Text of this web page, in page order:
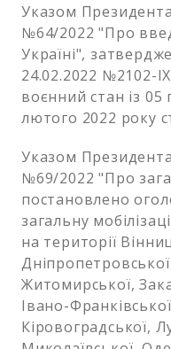
Указом
№64/2022 "Про
Україні",
24.02.2022 №2102-
воєнний стан із
лютого 2022 року
Указом
№69/2022 "Про
постановлено
загальну
на території
Житомирської,
Івано-
Кіровоградської,